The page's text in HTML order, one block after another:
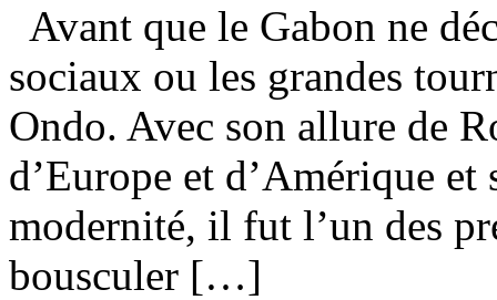
Avant que le Gabon ne
sociaux ou les grandes
Ondo. Avec son allure de
d’Europe et d’Amérique
modernité, il fut l’un des
bousculer […]